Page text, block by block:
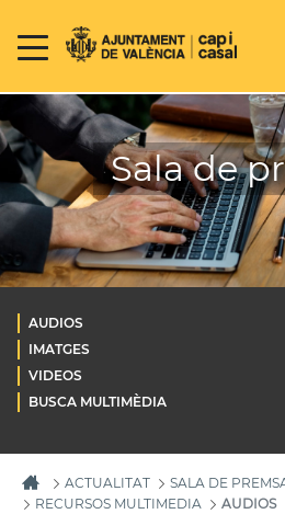
Sala de
AUDIOS
IMATGES
VIDEOS
BUSCA MULTIMÈDIA
ACTUALITAT
SALA DE
RECURSOS MULTIMEDIA
AUDIOS